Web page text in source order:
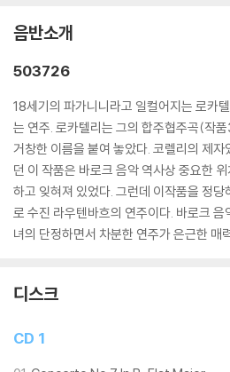
음반소개
503726
18세기의 파가니니라고 일컬어지는 로카
는 연주. 로카텔리는 그의 합주협주곡(작
거창한 이름을 붙여 놓았다. 코렐리의 제
던 이 작품은 바로크 음악 역사상 중요한
하고 잊혀져 있었다. 그런데 이작품을 정
로 수진 라우텐바흐의 연주이다. 바로크
녀의 단정하면서 차분한 연주가 은근한 매
디스크
CD 1